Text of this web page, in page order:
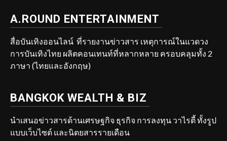
A.ROUND ENTERTAINMENT
สื่อบันเทิงออนไลน์ ที่รายงานข่าวสาร เหตุการณ์ในแวดวง
การบันเทิงไทย ผลิตคอนเทนท์ที่หลากหลาย ครอบคลุมทั้ง 2
ภาษา (ไทยและอังกฤษ)
BANGKOK WEALTH & BIZ
นำเสนอข่าวสารด้านเศรษฐกิจ ธุรกิจ การลงทุน วาไรตี้ ทั้งรูป
แบบเว็บไซต์ และนิตยสารรายเดือน